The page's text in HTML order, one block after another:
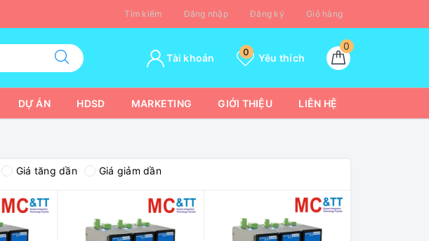
Tìm kiếm Đăng nhập Đăng ký Giỏ hàng
0
Yêu thích
0
Tài khoản
DỰ ÁN HDSD MARKETING GIỚI THIỆU LIÊN HỆ
Giá tăng dần Giá giảm dần